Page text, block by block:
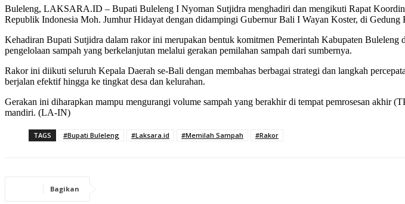
Buleleng, LAKSARA.ID – Bupati Buleleng I Nyoman Sutjidra menghadiri dan mengikuti Rapat
Republik Indonesia Moh. Jumhur Hidayat dengan didampingi Gubernur Bali I Wayan Koster, di Gedung
Kehadiran Bupati Sutjidra dalam rakor ini merupakan bentuk komitmen Pemerintah Kabupaten
pengelolaan sampah yang berkelanjutan melalui gerakan pemilahan sampah dari sumbernya.
Rakor ini diikuti seluruh Kepala Daerah se-Bali dengan membahas berbagai strategi dan langkah
berjalan efektif hingga ke tingkat desa dan kelurahan.
Gerakan ini diharapkan mampu mengurangi volume sampah yang berakhir di tempat pemrosesan akhir
mandiri. (LA-IN)
TAGS #Bupati Buleleng #Laksara.id #Memilah Sampah #Rakor
Bagikan